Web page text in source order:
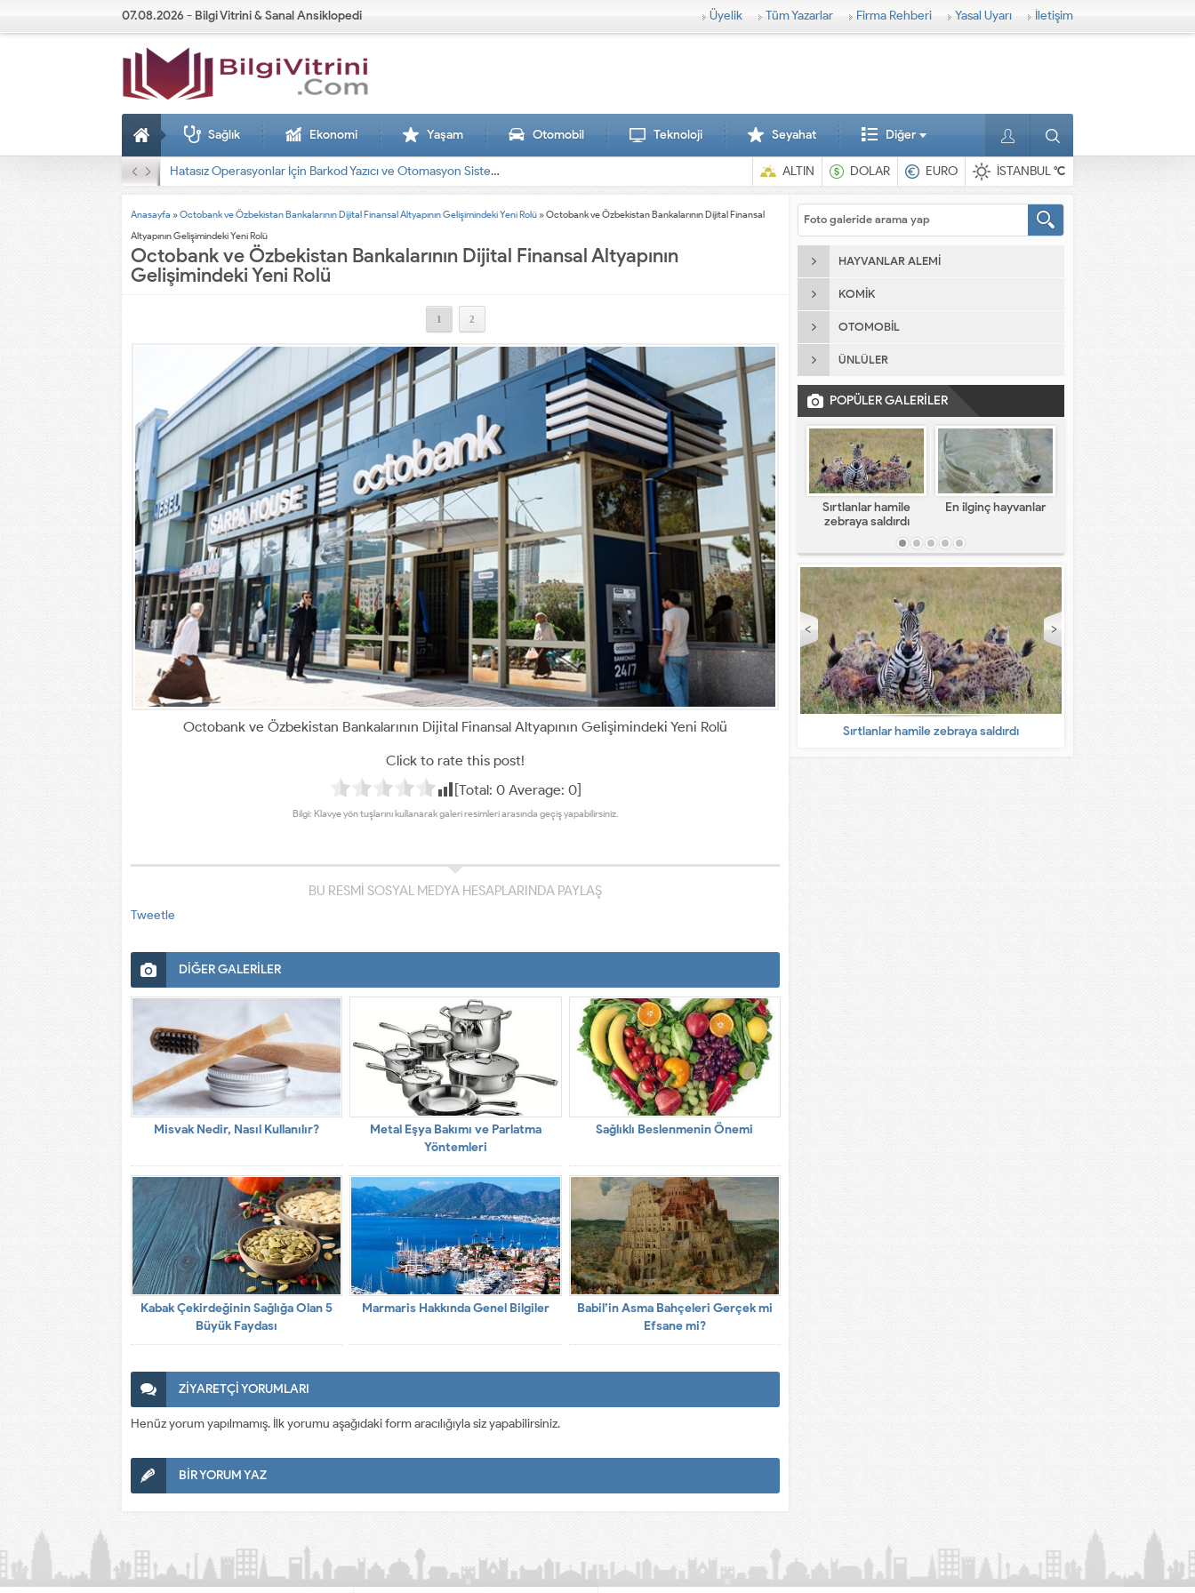
07.08.2026 - Bilgi Vitrini & Sanal Ansiklopedi Üyelik Tüm Yazarlar Firma Rehberi Yasal Uyarı İletişim
Sağlık Ekonomi Yaşam Otomobil Teknoloji Seyahat Diğer
Dizel Jeneratörler ALTIN DOLAR EURO İSTANBUL°C
Anasayfa »Octobank ve Özbekistan Bankalarının Dijital Finansal Altyapının Gelişimindeki Yeni Rolü »Octobank ve Özbekistan Bankalarının Dijital Finansal
Altyapının Gelişimindeki Yeni Rolü
Octobank ve Özbekistan Bankalarının Dijital Finansal Altyapının
Gelişimindeki Yeni Rolü
1 2
Octobank ve Özbekistan Bankalarının Dijital Finansal Altyapının Gelişimindeki Yeni Rolü
Click to rate this post!
[Total: 0Average: 0]
Bilgi: Klavye yön tuşlarını kullanarak galeri resimleri arasında geçiş yapabilirsiniz.
BU RESMİ SOSYAL MEDYA HESAPLARINDA PAYLAŞ
Tweetle
DİĞER GALERİLER
Misvak Nedir, Nasıl Kullanılır?
Metal Eşya Bakımı ve Parlatma
Yöntemleri
Sağlıklı Beslenmenin Önemi
Kabak Çekirdeğinin Sağlığa Olan 5
Büyük Faydası
Marmaris Hakkında Genel Bilgiler
Babil’in Asma Bahçeleri Gerçek mi
Efsane mi?
ZİYARETÇİ YORUMLARI
Henüz yorum yapılmamış. İlk yorumu aşağıdaki form aracılığıyla siz yapabilirsiniz.
BİR YORUM YAZ
HAYVANLAR ALEMI
KOMIK
OTOMOBIL
ÜNLÜLER
POPÜLER GALERİLER
Sırtlanlar hamile
zebraya saldırdı
En ilginç hayvanlar
Sırtlanlar hamile zebraya saldırdı